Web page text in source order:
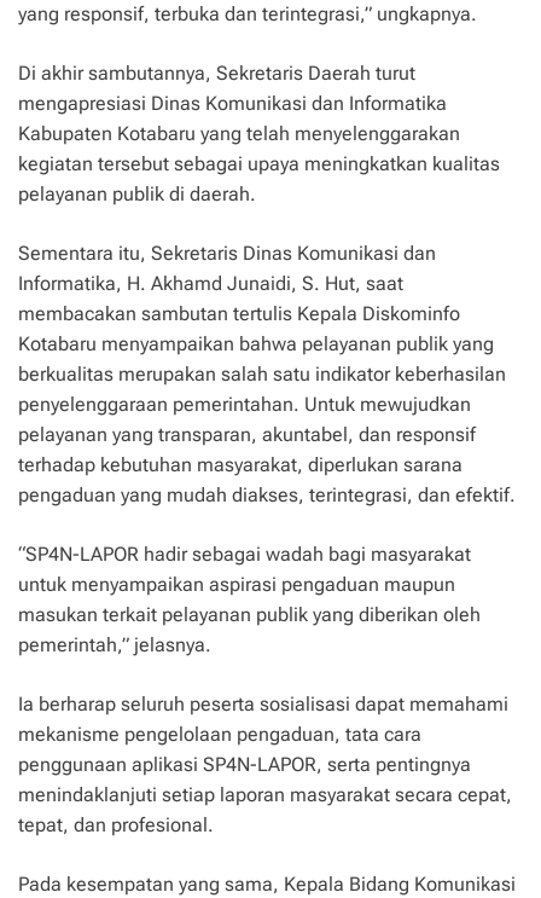
yang responsif, terbuka dan terintegrasi,” ungkapnya.
Di akhir sambutannya, Sekretaris Daerah turut
mengapresiasi Dinas Komunikasi dan Informatika
Kabupaten Kotabaru yang telah menyelenggarakan
kegiatan tersebut sebagai upaya meningkatkan kualitas
pelayanan publik di daerah.
Sementara itu, Sekretaris Dinas Komunikasi dan
Informatika, H. Akhamd Junaidi, S. Hut, saat
membacakan sambutan tertulis Kepala Diskominfo
Kotabaru menyampaikan bahwa pelayanan publik yang
berkualitas merupakan salah satu indikator keberhasilan
penyelenggaraan pemerintahan. Untuk mewujudkan
pelayanan yang transparan, akuntabel, dan responsif
terhadap kebutuhan masyarakat, diperlukan sarana
pengaduan yang mudah diakses, terintegrasi, dan efektif.
“SP4N-LAPOR hadir sebagai wadah bagi masyarakat
untuk menyampaikan aspirasi pengaduan maupun
masukan terkait pelayanan publik yang diberikan oleh
pemerintah,” jelasnya.
Ia berharap seluruh peserta sosialisasi dapat memahami
mekanisme pengelolaan pengaduan, tata cara
penggunaan aplikasi SP4N-LAPOR, serta pentingnya
menindaklanjuti setiap laporan masyarakat secara cepat,
tepat, dan profesional.
Pada kesempatan yang sama, Kepala Bidang Komunikasi